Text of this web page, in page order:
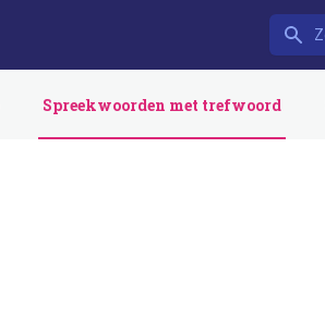
Spreekwoorden met trefwoord